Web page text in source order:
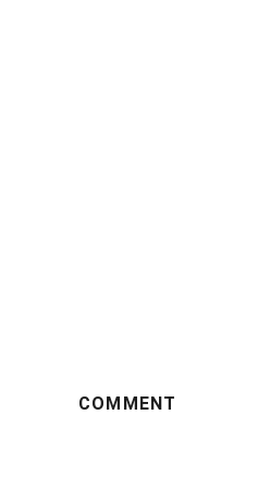
COMMENT